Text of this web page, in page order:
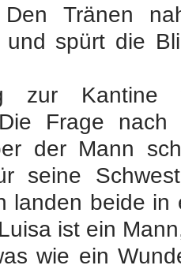
Tränen
und spürt die
zur Kantine
Frage
der Mann
seine
landen beide
ist ein
wie ein